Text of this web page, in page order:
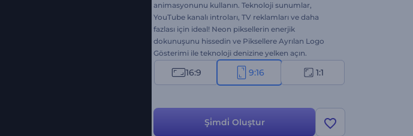
animasyonunu kullanın. Teknoloji sunumlar,
YouTube kanalı introları, TV reklamları ve daha
fazlası için ideal! Neon piksellerin enerjik
dokunuşunu hissedin ve Piksellere Ayrılan Logo
Gösterimi ile teknoloji denizine yelken açın.
16:9 9:16 1:1
Şi̇mdi̇ Oluştur